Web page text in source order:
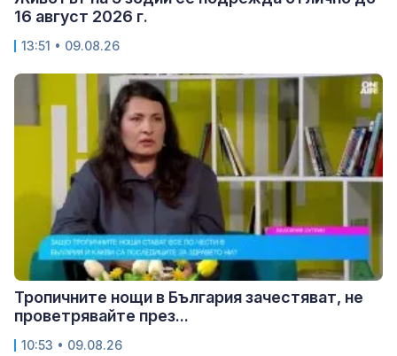
16 август 2026 г.
13:51 • 09.08.26
Тропичните нощи в България зачестяват, не
проветрявайте през...
10:53 • 09.08.26